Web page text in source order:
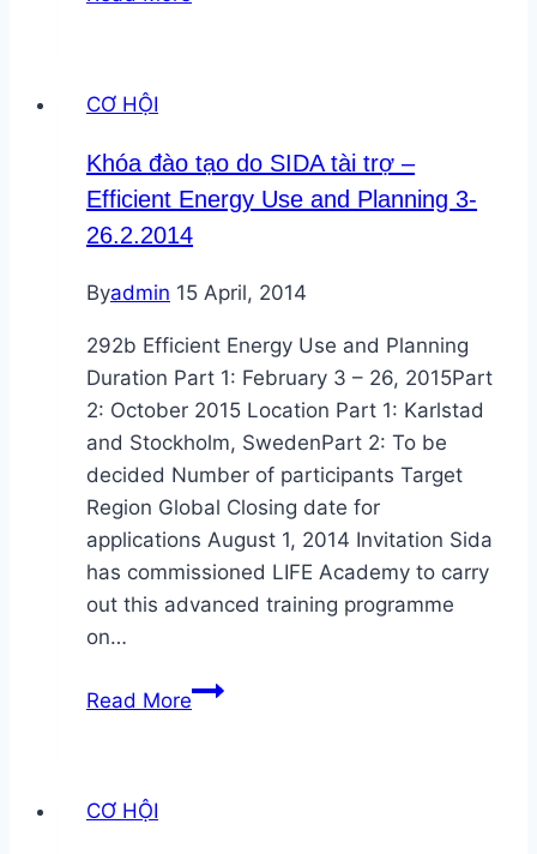
và
Sản
xuất
hơn
tại
Việt
Nam
tuyển
Tư
vấn
CƠ HỘI
Khóa đào tạo do SIDA tài trợ –
Efficient Energy Use and Planning 3-
26.2.2014
Byadmin 15 April, 2014
292b Efficient Energy Use and Planning
Duration Part 1: February 3 – 26, 2015Part
2: October 2015 Location Part 1: Karlstad
and Stockholm, SwedenPart 2: To be
decided Number of participants Target
Region Global Closing date for
applications August 1, 2014 Invitation Sida
has commissioned LIFE Academy to carry
out this advanced training programme
on…
Read MoreKhóa
CƠ HỘI